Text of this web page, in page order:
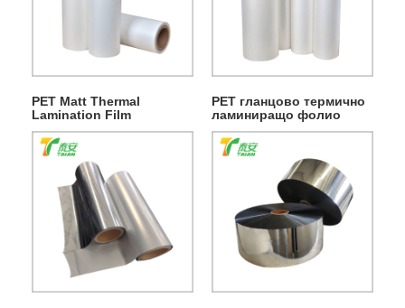
PET Matt Thermal
Lamination Film
PET гланцово термично
ламиниращо фолио